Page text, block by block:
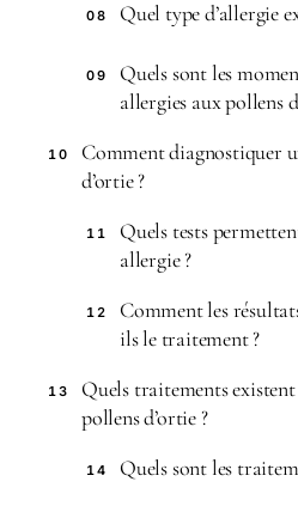
08 Quel type d’allergie
09
Quels sont les
allergies aux pollens
10
Comment diagnostiquer
d’ortie ?
11
Quels tests
allergie ?
12
Comment les
ils le traitement ?
13
Quels traitements
pollens d’ortie ?
14 Quels sont les